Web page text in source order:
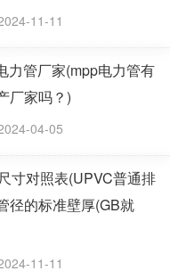
乙烯，简称PE，是乙烯
是世界上公认的接触食
品包装卫生标准。聚乙烯
、耐碱、气密性一般，热
是塑料包装印刷用量最
水体里，尽管是微量的，
人，也不要用铁器，建
11-11
力管厂家(mpp电力管有
厂家吗？)
04-05
寸对照表(UPVC普通排
径的标准壁厚(GB就
11-11